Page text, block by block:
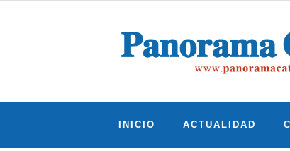
INICIO ACTUALIDAD